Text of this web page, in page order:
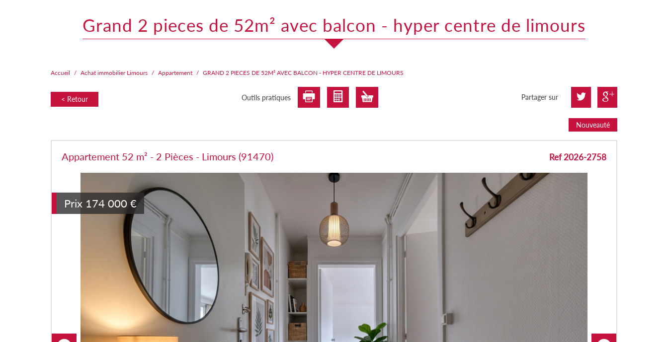
grand 2 pieces de 52m² avec balcon - hyper centre de limours
Accueil Achat immobilier Limours Appartement GRAND 2 PIECES DE 52M² AVEC BALCON - HYPER CENTRE DE LIMOURS
< Retour Outils pratiques Partager sur
Nouveauté
Appartement 52 m² - 2 Pièces - Limours (91470) Ref 2026-2758
Prix 174 000 €